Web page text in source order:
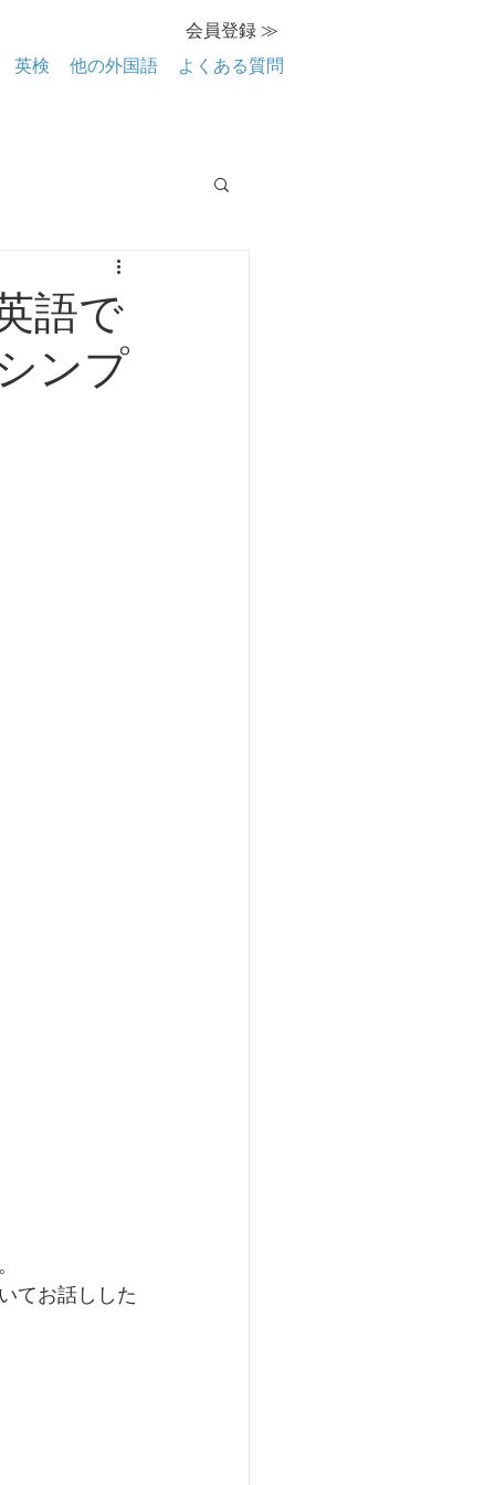
英検 他の外国語 よくある質問
会員登録 ≫
語で
ンプ
てお話しした